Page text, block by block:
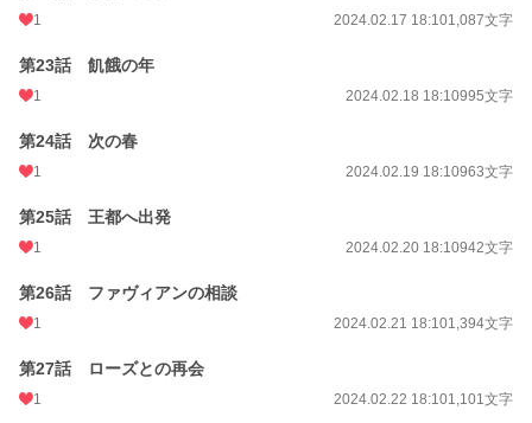
1 2024.02.17 18:101,087文字
第23話 飢餓の年
1 2024.02.18 18:10995文字
第24話 次の春
1 2024.02.19 18:10963文字
第25話 王都へ出発
1 2024.02.20 18:10942文字
第26話 ファヴィアンの相談
1 2024.02.21 18:101,394文字
第27話 ローズとの再会
1 2024.02.22 18:101,101文字